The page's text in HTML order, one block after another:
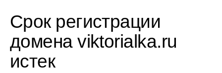
Срок регистрации
домена viktorialka.ru
истек